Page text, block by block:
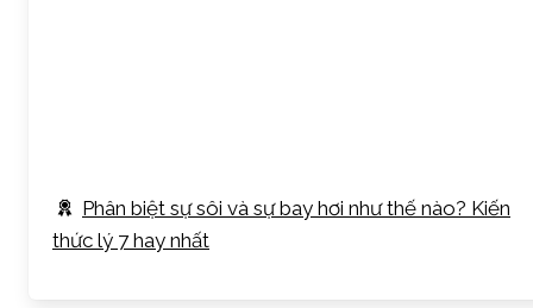
Phân biệt sự sôi và sự bay hơi như thế nào? Kiến
thức lý 7 hay nhất